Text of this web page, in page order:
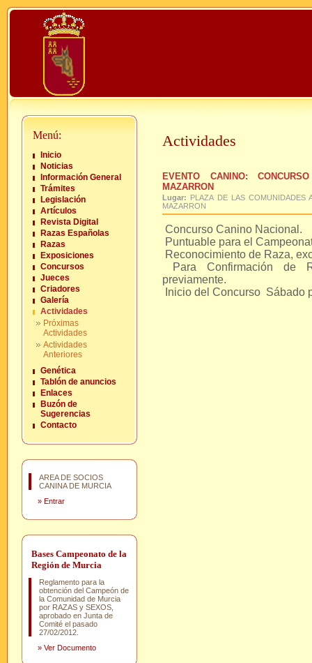
Menú:
Inicio
Noticias
Información General
Trámites
Legislación
Artículos
Revista Digital
Razas Españolas
Razas
Exposiciones
Concursos
Jueces
Criadores
Galería
Actividades
Próximas
Actividades
Actividades
Anteriores
Genética
Tablón de anuncios
Enlaces
Buzón de
Sugerencias
Contacto
AREA DE SOCIOS
CANINA DE MURCIA
» Entrar
Bases Campeonato de la
Región de Murcia
Reglamento para la
obtención del Campeón de
la Comunidad de Murcia
por RAZAS y SEXOS,
aprobado en Junta de
Comité el pasado
27/02/2012.
» Ver Documento
Actividades
EVENTO CANINO:
MAZARRON
Lugar: PLAZA DE LAS COMUNIDADES
MAZARRON
Concurso Canino Nacional.
Puntuable para el
Reconocimiento de Raza,
Para Confirmación de
previamente.
Inicio del Concurso Sábado